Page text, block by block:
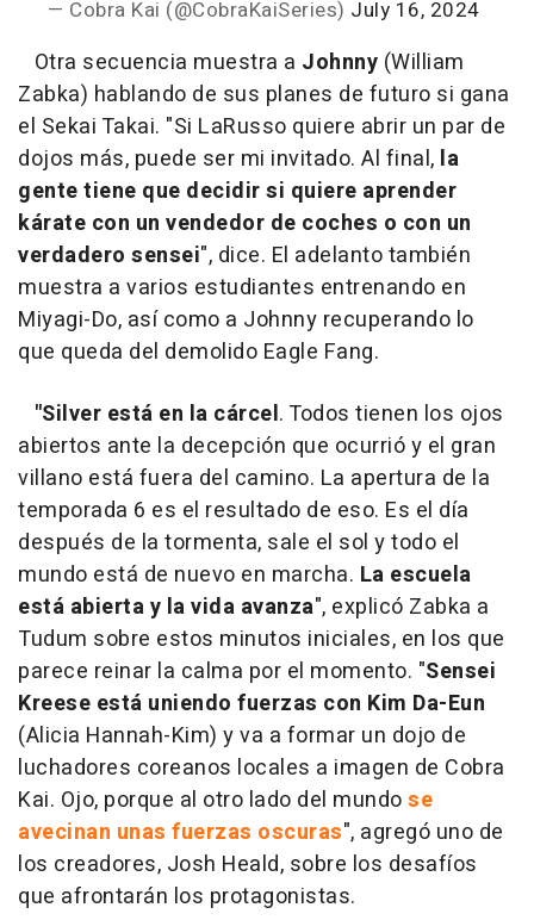
— Cobra Kai (@CobraKaiSeries) July 16, 2024
Otra secuencia muestra a Johnny (William
Zabka) hablando de sus planes de futuro si gana
el Sekai Takai. "Si LaRusso quiere abrir un par de
dojos más, puede ser mi invitado. Al final, la
gente tiene que decidir si quiere aprender
kárate con un vendedor de coches o con un
verdadero sensei", dice. El adelanto también
muestra a varios estudiantes entrenando en
Miyagi-Do, así como a Johnny recuperando lo
que queda del demolido Eagle Fang.
"Silver está en la cárcel. Todos tienen los ojos
abiertos ante la decepción que ocurrió y el gran
villano está fuera del camino. La apertura de la
temporada 6 es el resultado de eso. Es el día
después de la tormenta, sale el sol y todo el
mundo está de nuevo en marcha. La escuela
está abierta y la vida avanza", explicó Zabka a
Tudum sobre estos minutos iniciales, en los que
parece reinar la calma por el momento. "Sensei
Kreese está uniendo fuerzas con Kim Da-Eun
(Alicia Hannah-Kim) y va a formar un dojo de
luchadores coreanos locales a imagen de Cobra
Kai. Ojo, porque al otro lado del mundose
avecinan unas fuerzas oscuras", agregó uno de
los creadores, Josh Heald, sobre los desafíos
que afrontarán los protagonistas.